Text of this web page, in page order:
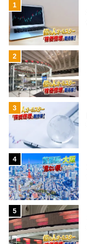
1
2
3
4
5